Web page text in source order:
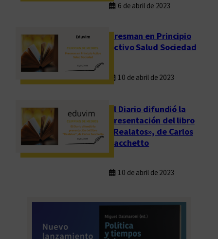
6 de abril de 2023
Presman en Principio
Activo Salud Sociedad
10 de abril de 2023
El Diario difundió la
presentación del libro
«Realatos», de Carlos
Sacchetto
10 de abril de 2023